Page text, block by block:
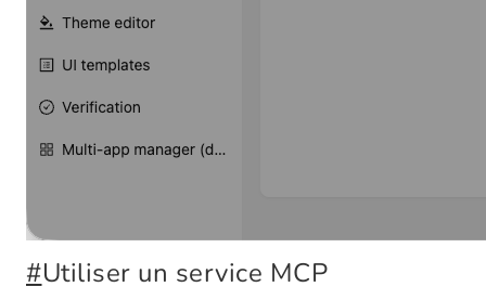
#Utiliser un service MCP